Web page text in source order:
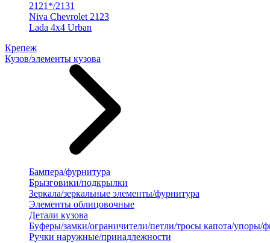
2121*/2131
Niva Chevrolet 2123
Lada 4x4 Urban
Крепеж
Кузов/элементы кузова
Бампера/фурнитура
Брызговики/подкрылки
Зеркала/зеркальные элементы/фурнитура
Элементы облицовочные
Детали кузова
Буферы/замки/ограничители/петли/тросы капота/упоры/
Ручки наружные/принадлежности